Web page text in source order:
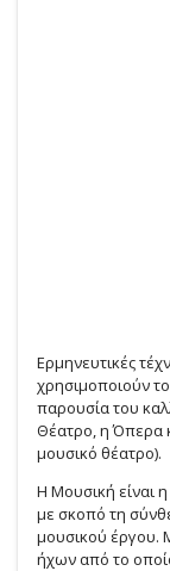
Ερμηνευτικές
χρησιμοποιούν
παρουσία του
Θέατρο, η Όπερα
μουσικό θέατρο).
Η Μουσική είναι
με σκοπό τη
μουσικού έργου.
ήχων από το